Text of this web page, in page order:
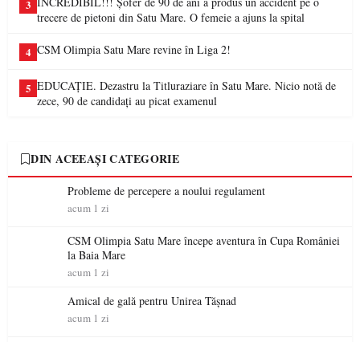
3
trecere de pietoni din Satu Mare. O femeie a ajuns la spital
4 CSM Olimpia Satu Mare revine în Liga 2!
5 EDUCAȚIE. Dezastru la Titluraziare în Satu Mare. Nicio notă de
zece, 90 de candidați au picat examenul
DIN ACEEAȘI CATEGORIE
Probleme de percepere a noului regulament
acum 1 zi
CSM Olimpia Satu Mare începe aventura în Cupa României
la Baia Mare
acum 1 zi
Amical de gală pentru Unirea Tășnad
acum 1 zi